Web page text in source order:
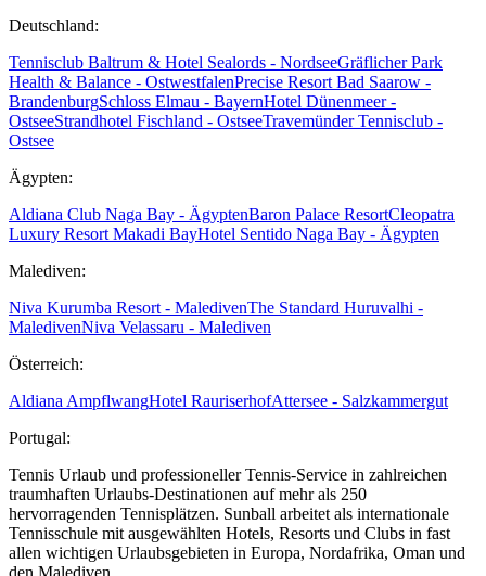
Deutschland:
Tennisclub Baltrum & Hotel Sealords - NordseeGräflicher Park
Health & Balance - OstwestfalenPrecise Resort Bad Saarow -
BrandenburgSchloss Elmau - BayernHotel Dünenmeer -
OstseeStrandhotel Fischland - OstseeTravemünder Tennisclub -
Ostsee
Ägypten:
Aldiana Club Naga Bay - ÄgyptenBaron Palace ResortCleopatra
Luxury Resort Makadi BayHotel Sentido Naga Bay - Ägypten
Malediven:
Niva Kurumba Resort - MaledivenThe Standard Huruvalhi -
MaledivenNiva Velassaru - Malediven
Österreich:
Aldiana AmpflwangHotel RauriserhofAttersee - Salzkammergut
Portugal:
Tennis Urlaub und professioneller Tennis-Service in zahlreichen
traumhaften Urlaubs-Destinationen auf mehr als 250
hervorragenden Tennisplätzen. Sunball arbeitet als internationale
Tennisschule mit ausgewählten Hotels, Resorts und Clubs in fast
allen wichtigen Urlaubsgebieten in Europa, Nordafrika, Oman und